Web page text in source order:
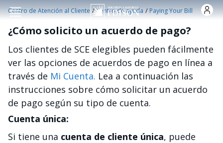
Pasar al contenido principal
Centro de Atención al Cliente /Centro de ayuda /Paying Your Bill
¿Cómo solicito un acuerdo de pago?
Los clientes de SCE elegibles pueden fácilmente
ver las opciones de acuerdos de pago en línea a
través de Mi Cuenta. Lea a continuación las
instrucciones sobre cómo solicitar un acuerdo
de pago según su tipo de cuenta.
Cuenta única:
Si tiene una cuenta de cliente única, puede